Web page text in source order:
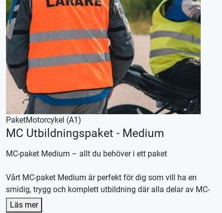
PaketMotorcykel (A1)
MC Utbildningspaket - Medium
MC-paket Medium – allt du behöver i ett paket
Vårt MC-paket Medium är perfekt för dig som vill ha en
smidig, trygg och komplett utbildning där alla delar av MC-
utbildningen ingår.
Läs mer